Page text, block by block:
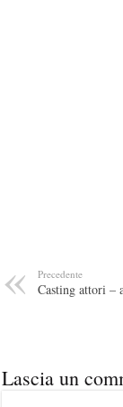
Precedente
Casting attori –
Lascia un